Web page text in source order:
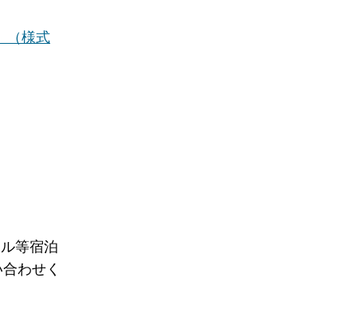
（様式
等宿泊
わせく